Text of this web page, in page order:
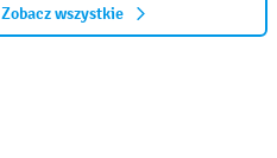
Zobacz wszystkie